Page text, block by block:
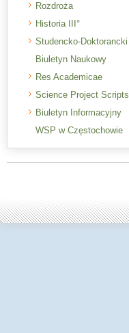
Rozdroża
Historia III°
Studencko-Doktorancki
Biuletyn Naukowy
Res Academicae
Science Project Scripts
Biuletyn Informacyjny
WSP w Częstochowie